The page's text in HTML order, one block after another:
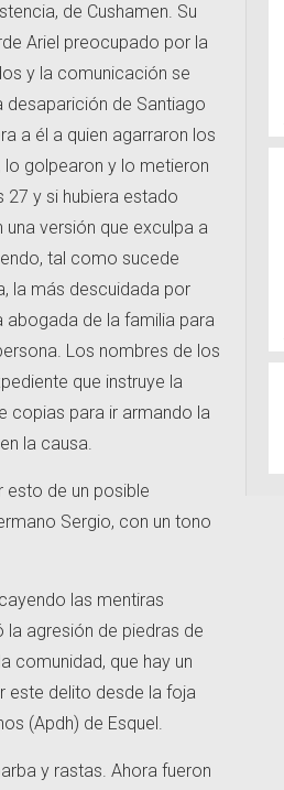
de Cushamen. Su
Ariel preocupado por la
y la comunicación se
desaparición de Santiago
a él a quien agarraron los
golpearon y lo metieron
27 y si hubiera estado
versión que exculpa a
tal como sucede
la más descuidada por
abogada de la familia para
Los nombres de los
que instruye la
copias para ir armando la
la causa.
esto de un posible
Sergio, con un tono
las mentiras
la agresión de piedras de
comunidad, que hay un
este delito desde la foja
(Apdh) de Esquel.
y rastas. Ahora fueron